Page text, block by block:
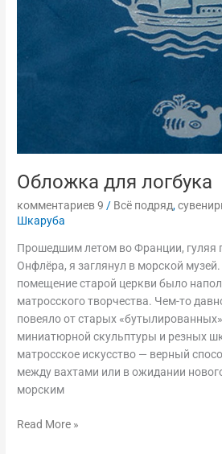
Обложка для логбука
комментариев 9 / Всё подряд,
Шкаруба
Прошедшим летом во Франции, гуляя
Онфлёра, я заглянул в морской
помещение старой церкви было
матросского творчества. Чем-то
повеяло от старых
миниатюрной скульптуры и резных
матросское искусство — верный
между вахтами или в ожидании
морским
Read More »